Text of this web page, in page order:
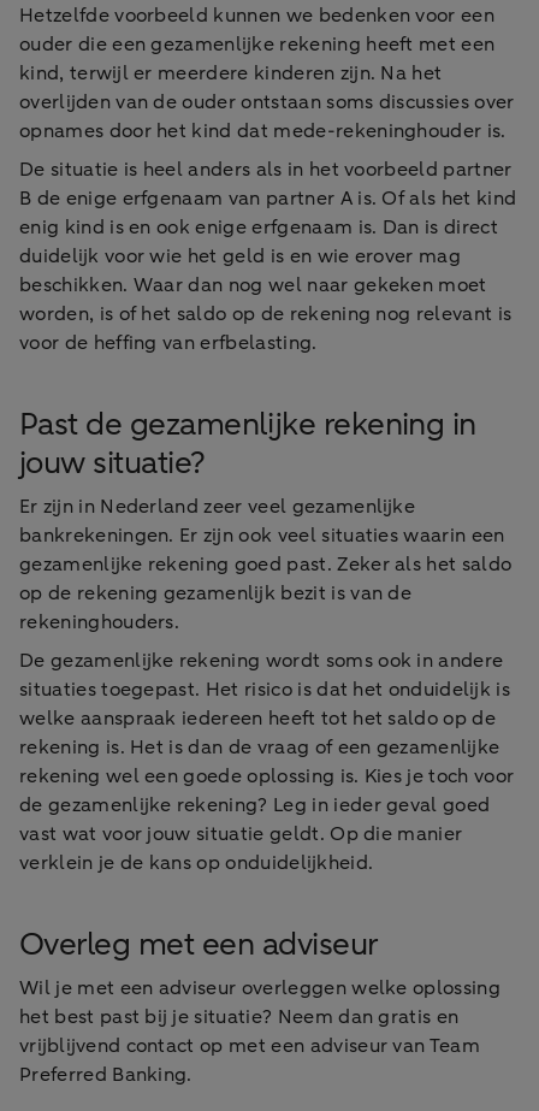
Hetzelfde voorbeeld kunnen we bedenken voor een
ouder die een gezamenlijke rekening heeft met een
kind, terwijl er meerdere kinderen zijn. Na het
overlijden van de ouder ontstaan soms discussies over
opnames door het kind dat mede-rekeninghouder is.
De situatie is heel anders als in het voorbeeld partner
B de enige erfgenaam van partner A is. Of als het kind
enig kind is en ook enige erfgenaam is. Dan is direct
duidelijk voor wie het geld is en wie erover mag
beschikken. Waar dan nog wel naar gekeken moet
worden, is of het saldo op de rekening nog relevant is
voor de heffing van erfbelasting.
Past de gezamenlijke rekening in
jouw situatie?
Er zijn in Nederland zeer veel gezamenlijke
bankrekeningen. Er zijn ook veel situaties waarin een
gezamenlijke rekening goed past. Zeker als het saldo
op de rekening gezamenlijk bezit is van de
rekeninghouders.
De gezamenlijke rekening wordt soms ook in andere
situaties toegepast. Het risico is dat het onduidelijk is
welke aanspraak iedereen heeft tot het saldo op de
rekening is. Het is dan de vraag of een gezamenlijke
rekening wel een goede oplossing is. Kies je toch voor
de gezamenlijke rekening? Leg in ieder geval goed
vast wat voor jouw situatie geldt. Op die manier
verklein je de kans op onduidelijkheid.
Overleg met een adviseur
Wil je met een adviseur overleggen welke oplossing
het best past bij je situatie? Neem dan gratis en
vrijblijvend contact op met een adviseur van Team
Preferred Banking.